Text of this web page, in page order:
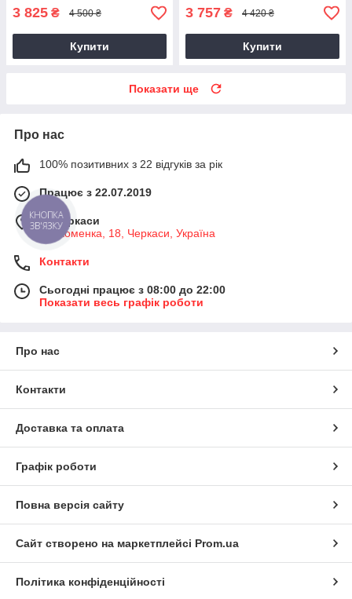
3 825 ₴ 4 500 ₴
Купити
3 757 ₴ 4 420 ₴
Купити
Показати ще
Про нас
100% позитивних з 22 відгуків за рік
Працює з 22.07.2019
м. Черкаси
ул. ​Хоменка, 18, Черкаси, Україна
Контакти
Сьогодні працює з 08:00 до 22:00
Показати весь графік роботи
Про нас
Контакти
Доставка та оплата
Графік роботи
Повна версія сайту
Сайт створено на маркетплейсі Prom.ua
Політика конфіденційності
КНОПКА
ЗВ'ЯЗКУ